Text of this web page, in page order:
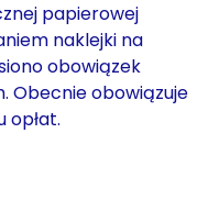
papierowej
naklejki na
obowiązek
Obecnie obowiązuje